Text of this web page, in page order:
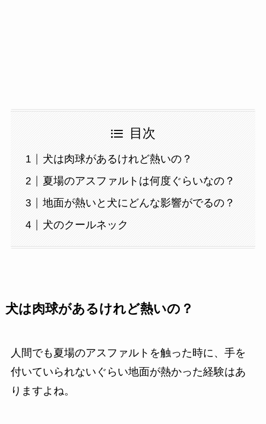
目次
犬は肉球があるけれど熱いの？
夏場のアスファルトは何度ぐらいなの？
地面が熱いと犬にどんな影響がでるの？
犬のクールネック
犬は肉球があるけれど熱いの？
人間でも夏場のアスファルトを触った時に、手を
付いていられないぐらい地面が熱かった経験はあ
りますよね。